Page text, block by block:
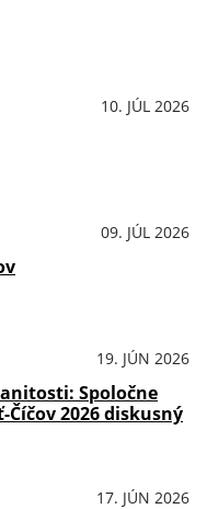
10. JÚL 2026
09. JÚL 2026
19. JÚN 2026
Spoločne
2026 diskusný
17. JÚN 2026